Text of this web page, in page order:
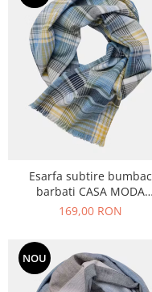
Esarfa subtire bumbac
barbati CASA MODA
albastru/galben carouri
169,00 RON
NOU